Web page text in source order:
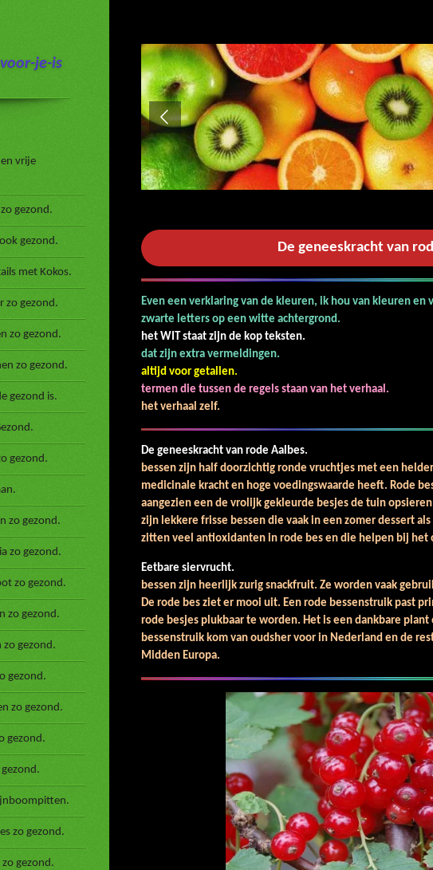
De geneeskracht van
Even een verklaring van de kleuren, ik hou van kleuren
zwarte letters op een
het WIT staat zijn de kop teksten.
De
dat zijn extra
altijd voor getallen.
termen die tussen de regels staan van het verhaal.
het verhaal zelf.
De geneeskracht van
bessen zijn half doorzichtig ronde vruchtjes met een
medicinale kracht en hoge voedingswaarde heeft. Rode
aangezien een de vrolijk gekleurde besjes de tuin
zijn lekkere frisse bessen die vaak in een zomer dessert
zitten veel antioxidanten in rode bes en die helpen bij het
Eetbare
bessen zijn heerlijk zurig snackfruit. Ze worden vaak
De rode bes ziet er mooi uit. Een rode bessenstruik past
rode besjes plukbaar te worden. Het is een dankbare
bessenstruik kom van oudsher voor in Nederland en de
Midden Europa.
je-is
vrije
gezond.
gezond.
met Kokos.
zo gezond.
zo gezond.
zo gezond.
gezond is.
gezond.
zo gezond.
zo gezond.
zo gezond.
zo gezond.
zo gezond.
gezond.
zo gezond.
gezond.
zo gezond.
gezond.